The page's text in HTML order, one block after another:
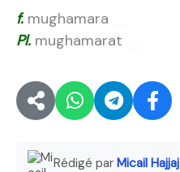
f.mughamara
Pl. mughamarat
Rédigé par Micail Hajjaj